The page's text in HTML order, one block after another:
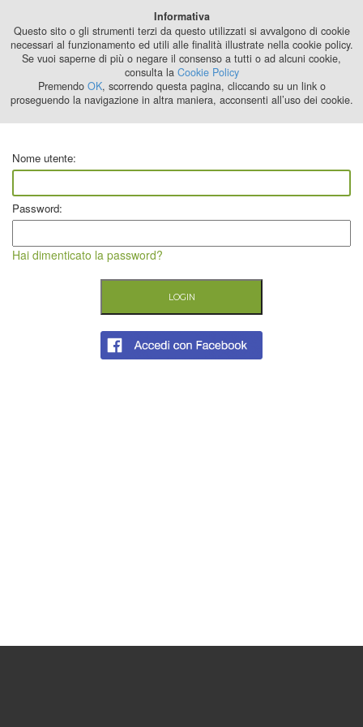
2024
Nome utente:
Password:
Hai dimenticato la password?
Informativa
Questo sito o gli strumenti terzi da questo utilizzati si avvalgono di cookie
necessari al funzionamento ed utili alle finalità illustrate nella cookie policy.
Se vuoi saperne di più o negare il consenso a tutti o ad alcuni cookie,
consulta la Cookie Policy
Premendo OK, scorrendo questa pagina, cliccando su un link o
proseguendo la navigazione in altra maniera, acconsenti all’uso dei cookie.